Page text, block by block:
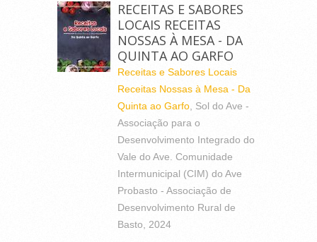
RECEITAS E SABORES
LOCAIS RECEITAS
NOSSAS À MESA - DA
QUINTA AO GARFO
Receitas e Sabores Locais
Receitas Nossas à Mesa - Da
Quinta ao Garfo , Sol do Ave -
Associação para o
Desenvolvimento Integrado do
Vale do Ave. Comunidade
Intermunicipal (CIM) do Ave
Probasto - Associação de
Desenvolvimento Rural de
Basto, 2024